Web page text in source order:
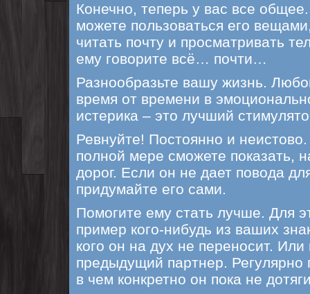
Конечно, теперь у вас все
можете пользоваться его
читать почту и просматривать
ему говорите всё… почти…
Разнообразьте вашу жизнь.
время от времени в
истерика – это лучший
Ревнуйте! Постоянно и
полной мере сможете показать,
дорог. Если он не дает повода
придумайте его сами.
Помогите ему стать лучше. Для
пример кого-нибудь из ваших
кого он на дух не переносит. Или
предыдущий партнер. Регулярно
в чем конкретно он пока не